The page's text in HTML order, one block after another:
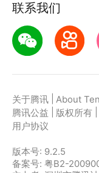
联系我们
关于腾讯 About
腾讯公益
版权所有
用户协议
版本号: 9.2.5
备案号: 粤B2-